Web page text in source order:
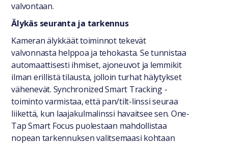
valvontaan.
Älykäs seuranta ja tarkennus
Kameran älykkäät toiminnot tekevät
valvonnasta helppoa ja tehokasta. Se tunnistaa
automaattisesti ihmiset, ajoneuvot ja lemmikit
ilman erillistä tilausta, jolloin turhat hälytykset
vähenevät. Synchronized Smart Tracking -
toiminto varmistaa, että pan/tilt-linssi seuraa
liikettä, kun laajakulmalinssi havaitsee sen. One-
Tap Smart Focus puolestaan mahdollistaa
nopean tarkennuksen valitsemaasi kohtaan